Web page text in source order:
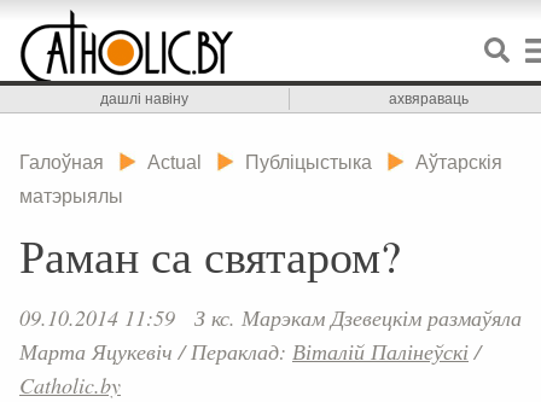
дашлі навіну ахвяраваць
Галоўная Actual Публіцыстыка
Аўтарскія
матэрыялы
Раман са святаром?
09.10.2014 11:59
З кс. Марэкам Дзевецкім размаўяла
Марта Яцукевіч /Пераклад: Віталій Палінеўскі/
Catholic.by